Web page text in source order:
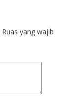
Ruas yang wajib